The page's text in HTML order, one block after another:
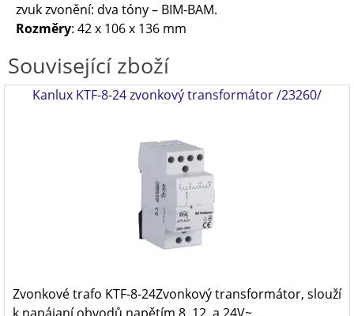
zvuk zvonění: dva tóny – BIM-BAM.
Rozměry: 42 x 106 x 136 mm
Související zboží
Kanlux KTF-8-24 zvonkový transformátor /23260/
Zvonkové trafo KTF-8-24Zvonkový transformátor, slouží